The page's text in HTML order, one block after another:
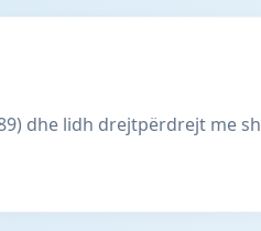
dhe lidh drejtpërdrejt me